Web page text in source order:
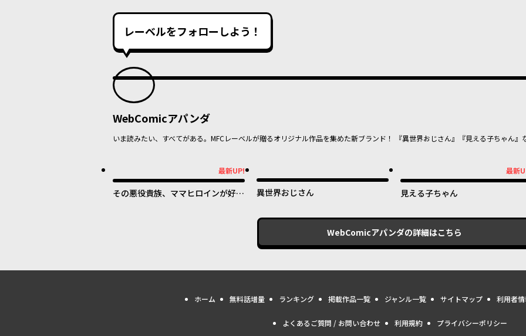
レーベルをフォローしよう！
WebComicアパンダ
いま読みたい、すべてがある。MFCレーベルが贈るオリジナル作品を集めた新ブランド！ 『異世界おじさん』『見える子ちゃん
最新UP!
その悪役貴族、ママヒロインが好き
異世界おじさん
最新
見える子ちゃん
WebComicアパンダの詳細はこちら
ホーム 無料話増量 ランキング 掲載作品一覧 ジャンル一覧 サイトマップ 利用者
よくあるご質問 / お問い合わせ 利用規約 プライバシーポリシー